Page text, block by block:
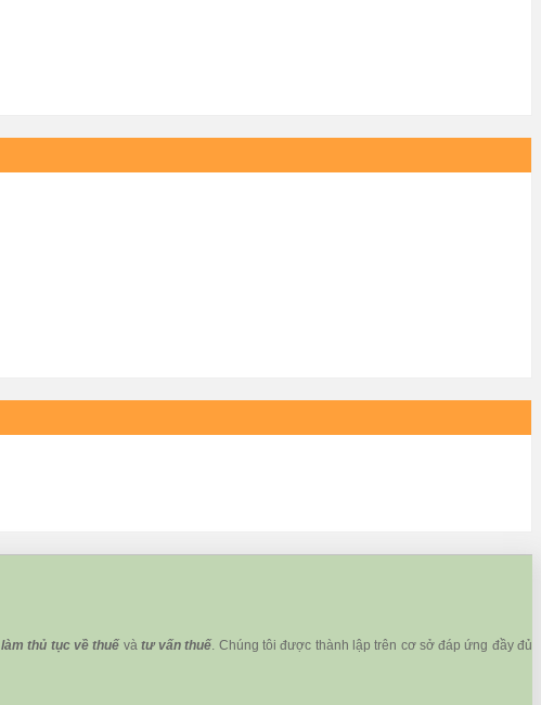
làm thủ tục về thuế và tư vấn thuế. Chúng tôi được thành lập trên cơ sở đáp ứng đầy đủ